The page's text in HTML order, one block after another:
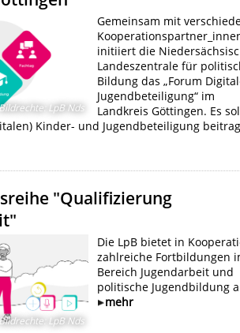
: LpB Nds
Gemeinsam mit
initiiert die
Landeszentrale für
Bildung das „Forum
Jugendbeteiligung“ im
Landkreis Göttingen. Es
Kinder- und Jugendbeteiligung
"Qualifizierung
Bildrechte: LpB Nds
Die LpB bietet in
zahlreiche Fortbildungen
Bereich Jugendarbeit und
politische Jugendbildung
mehr